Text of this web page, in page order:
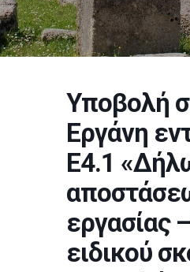
Υποβολή
Εργάνη
Ε4.1
εργασίας
ειδικού